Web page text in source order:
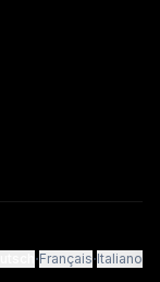
·Français·Italiano